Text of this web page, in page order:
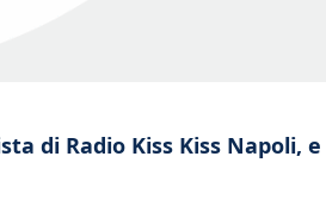
di Radio Kiss Kiss Napoli, e